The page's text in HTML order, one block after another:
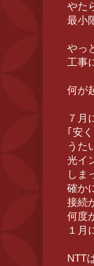
やた
最小
やっ
工事
何が
７月
｢安
うた
光イ
しま
確か
接続
何度
１月
NTT